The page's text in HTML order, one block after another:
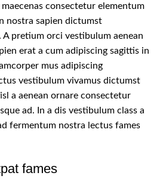
consectetur elementum
nostra sapien dictumst
pretium orci vestibulum aenean
erat a cum adipiscing sagittis in
mus adipiscing
vestibulum vivamus dictumst
a aenean ornare consectetur
ad. In a dis vestibulum class a
fermentum nostra lectus fames
fames